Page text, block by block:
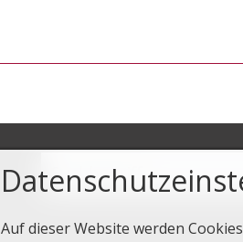
Auf dieser Website werden